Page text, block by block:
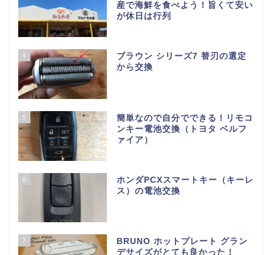
産で海鮮を食べよう！旨くて安い
が休日は行列
4
ブラウン シリーズ7 替刃の選定
から交換
5
簡単なので自分でできる！リモコ
ンキー電池交換（トヨタ ベルフ
ァイア）
6
ホンダPCXスマートキー（キーレ
ス）の電池交換
7
BRUNO ホットプレート グラン
デサイズがとても良かった！